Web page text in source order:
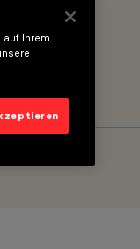
auf Ihrem